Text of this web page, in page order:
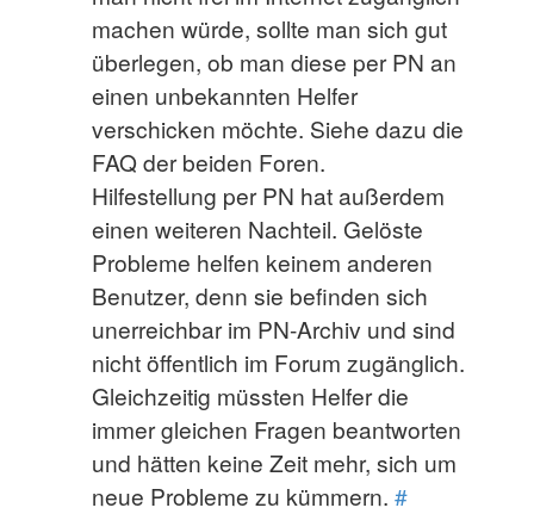
machen würde, sollte man sich gut
überlegen, ob man diese per PN an
einen unbekannten Helfer
verschicken möchte. Siehe dazu die
FAQ der beiden Foren.
Hilfestellung per PN hat außerdem
einen weiteren Nachteil. Gelöste
Probleme helfen keinem anderen
Benutzer, denn sie befinden sich
unerreichbar im PN-Archiv und sind
nicht öffentlich im Forum zugänglich.
Gleichzeitig müssten Helfer die
immer gleichen Fragen beantworten
und hätten keine Zeit mehr, sich um
neue Probleme zu kümmern. #